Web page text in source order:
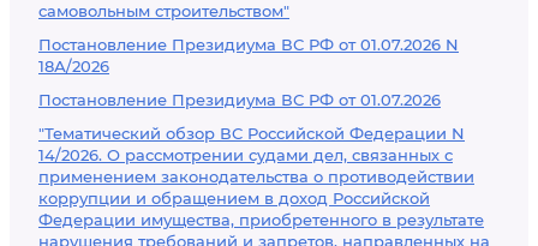
самовольным строительством"
Постановление Президиума ВС РФ от 01.07.2026 N
18А/2026
Постановление Президиума ВС РФ от 01.07.2026
"Тематический обзор ВС Российской Федерации N
14/2026. О рассмотрении судами дел, связанных с
применением законодательства о противодействии
коррупции и обращением в доход Российской
Федерации имущества, приобретенного в результате
нарушения требований и запретов, направленных на